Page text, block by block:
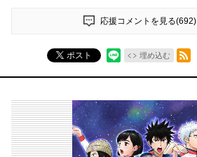
応援コメントを見る(692)
ポスト 埋め込む
RSSフィード